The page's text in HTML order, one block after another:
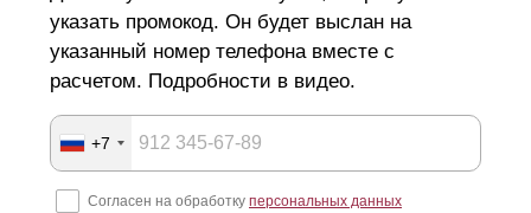
указать промокод. Он будет выслан на
указанный номер телефона вместе с
расчетом. Подробности в видео.
+7
Согласен на обработку персональных данных